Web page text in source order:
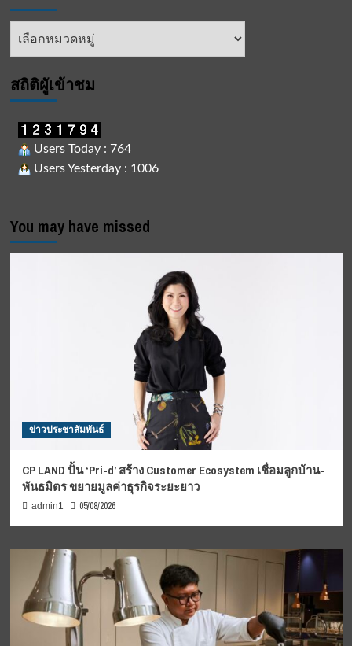
หัวข้อ
สถิติผูัเข้าชม
Users Today : 764
Users Yesterday : 1006
You may have missed
ข่าวประชาสัมพันธ์
CP LAND ปั้น ‘Pri-d’ สร้าง Customer Ecosystem เชื่อมลูกบ้าน-
พันธมิตร ขยายมูลค่าธุรกิจระยะยาว
admin1 05/08/2026